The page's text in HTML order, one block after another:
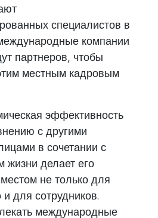
специалистов в
компании
партнеров, чтобы
местным кадровым
эффективность
с другими
в сочетании с
жизни делает его
не только для
для сотрудников.
международные